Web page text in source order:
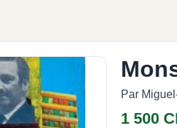
Par
1 500